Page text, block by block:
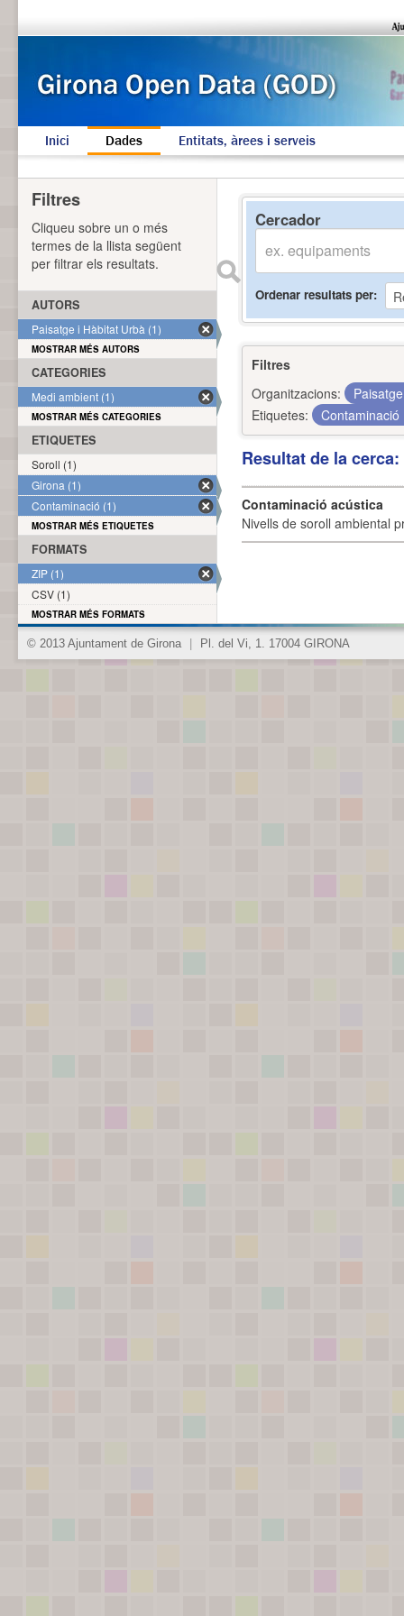
Inici Dades Entitats, àrees i serveis
Cercador
Ordenar resultats per
Filtres
Organitzacions:
Etiquetes:
Contaminació
Resultat de la
Contaminació acústica
Nivells de soroll ambiental
Filtres
Cliqueu sobre un o més
termes de la llista següent
per filtrar els resultats.
AUTORS
Paisatge i Hàbitat Urbà (1)
MOSTRAR MÉS AUTORS
CATEGORIES
Medi ambient (1)
MOSTRAR MÉS CATEGORIES
ETIQUETES
Soroll (1)
Girona (1)
Contaminació (1)
MOSTRAR MÉS ETIQUETES
FORMATS
ZIP (1)
CSV (1)
MOSTRAR MÉS FORMATS
© 2013 Ajuntament de Girona Pl. del Vi, 1. 17004 GIRONA